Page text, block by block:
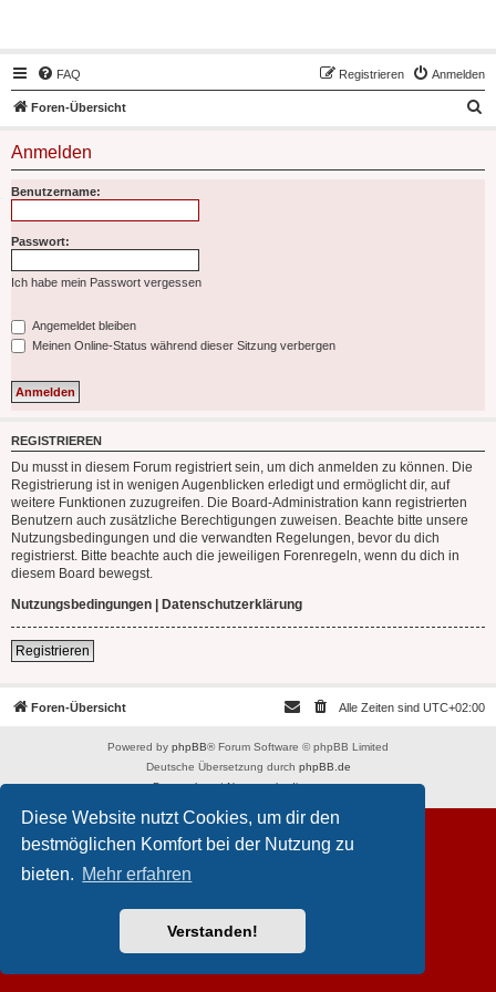
Diese Website nutzt Cookies, um dir den
bestmöglichen Komfort bei der Nutzung zu
bieten. Mehr erfahren
Verstanden!
FAQ Anmelden
Registrieren
Foren-Übersicht
Anmelden
Benutzername:
Passwort:
Ich habe mein Passwort vergessen
Angemeldet bleiben
Meinen Online-Status während dieser Sitzung verbergen
REGISTRIEREN
Du musst in diesem Forum registriert sein, um dich anmelden zu können. Die
Registrierung ist in wenigen Augenblicken erledigt und ermöglicht dir, auf
weitere Funktionen zuzugreifen. Die Board-Administration kann registrierten
Benutzern auch zusätzliche Berechtigungen zuweisen. Beachte bitte unsere
Nutzungsbedingungen und die verwandten Regelungen, bevor du dich
registrierst. Bitte beachte auch die jeweiligen Forenregeln, wenn du dich in
diesem Board bewegst.
Nutzungsbedingungen | Datenschutzerklärung
Registrieren
Foren-Übersicht Alle Zeiten sind UTC+02:00
Powered by phpBB® Forum Software © phpBB Limited
Deutsche Übersetzung durch phpBB.de
Datenschutz|Nutzungsbedingungen